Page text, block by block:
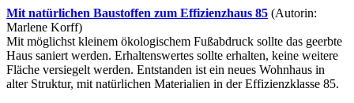
Mit natürlichen Baustoffen zum Effizienzhaus 85 (Autorin:
Marlene Korff)
Mit möglichst kleinem ökologischem Fußabdruck sollte das geerbte
Haus saniert werden. Erhaltenswertes sollte erhalten, keine weitere
Fläche versiegelt werden. Entstanden ist ein neues Wohnhaus in
alter Struktur, mit natürlichen Materialien in der Effizienzklasse 85.